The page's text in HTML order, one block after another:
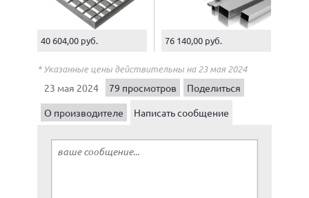
40 604,00 руб. 76 140,00 руб.
* Указанные цены действительны на 23 мая 2024
23 мая 2024
79 просмотров
Поделиться
О производителе
Написать сообщение